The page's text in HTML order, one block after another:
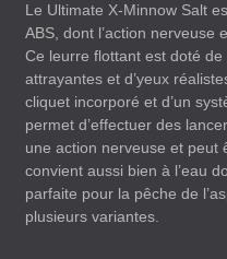
Le Ultimate X-Minnow Salt
ABS , dont l’action
Ce leurre flottant est doté
attrayantes et d’yeux
cliquet incorporé et d’un
permet d’effectuer des
une action nerveuse et peut
convient aussi bien à l’eau
parfaite pour la pêche de
plusieurs variantes.